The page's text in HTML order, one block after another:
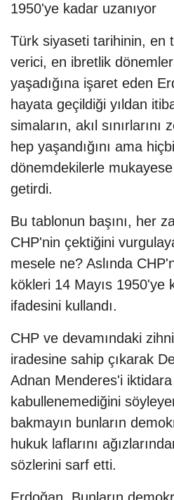
1950'ye kadar uzanıyor
Türk siyaseti tarihinin, en
verici, en ibretlik
yaşadığına işaret eden
hayata geçildiği yıldan
simaların, akıl
hep yaşandığını ama
dönemdekilerle
getirdi.
Bu tablonun başını, her
CHP'nin çektiğini
mesele ne? Aslında
kökleri 14 Mayıs 1950'ye
ifadesini kullandı.
CHP ve devamındaki
iradesine sahip çıkarak
Adnan Menderes'i
kabullenemediğini
bakmayın bunların
hukuk laflarını
sözlerini sarf etti.